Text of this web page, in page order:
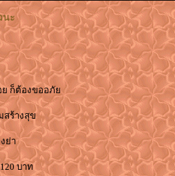
นะ
ย ก็ต้องขออภั
สร้างสุข
ย่า
บาท